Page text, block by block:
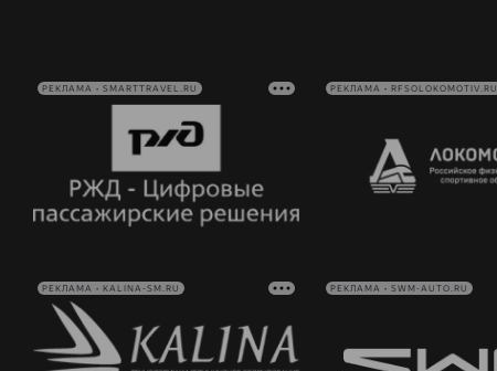
РЕКЛАМА • SMARTTRAVEL.RU РЕКЛАМА • RFSOLOKOMOTIV.RU
РЕКЛАМА • KALINA-SM.RU РЕКЛАМА • SWM-AUTO.RU